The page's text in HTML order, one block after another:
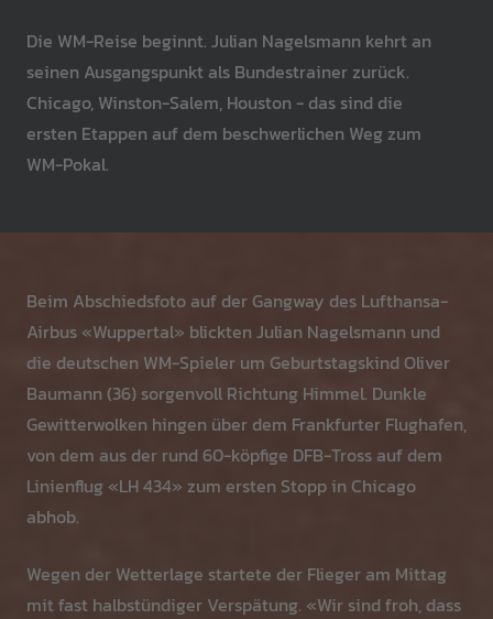
Die WM-Reise beginnt. Julian Nagelsmann kehrt an
seinen Ausgangspunkt als Bundestrainer zurück.
Chicago, Winston-Salem, Houston - das sind die
ersten Etappen auf dem beschwerlichen Weg zum
WM-Pokal.
Beim Abschiedsfoto auf der Gangway des Lufthansa-
Airbus «Wuppertal» blickten Julian Nagelsmann und
die deutschen WM-Spieler um Geburtstagskind Oliver
Baumann (36) sorgenvoll Richtung Himmel. Dunkle
Gewitterwolken hingen über dem Frankfurter Flughafen,
von dem aus der rund 60-köpfige DFB-Tross auf dem
Linienflug «LH 434» zum ersten Stopp in Chicago
abhob.
Wegen der Wetterlage startete der Flieger am Mittag
mit fast halbstündiger Verspätung. «Wir sind froh, dass